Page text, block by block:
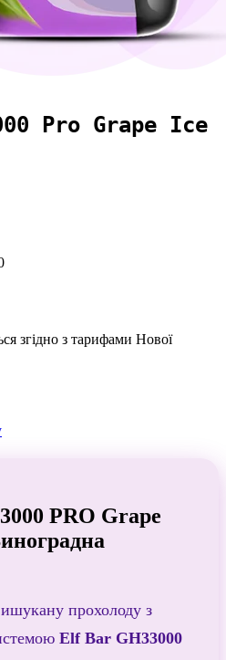
Pro Grape Ice
згідно з тарифами Нової
PRO Grape
прохолоду з
Elf Bar GH33000